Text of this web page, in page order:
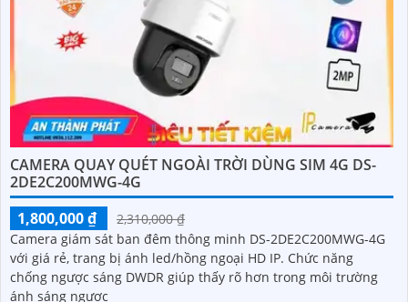
CAMERA QUAY QUÉT NGOÀI TRỜI DÙNG SIM 4G DS-
2DE2C200MWG-4G
1,800,000 ₫
2,310,000 ₫
Camera giám sát ban đêm thông minh DS-2DE2C200MWG-4G
với giá rẻ, trang bị ánh led/hồng ngoại HD IP. Chức năng
chống ngược sáng DWDR giúp thấy rõ hơn trong môi trường
ánh sáng ngược